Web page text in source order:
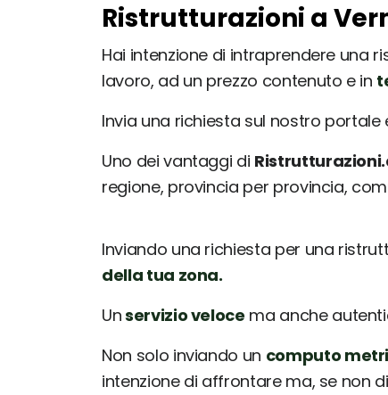
Ristrutturazioni a
Hai intenzione di intraprendere una
lavoro, ad un prezzo contenuto e in
Invia una richiesta sul nostro
Uno dei vantaggi di
regione, provincia per provincia,
Inviando una richiesta per una
della tua zona.
Unservizio veloce ma anche
Non solo inviando un computo
intenzione di affrontare ma, se non